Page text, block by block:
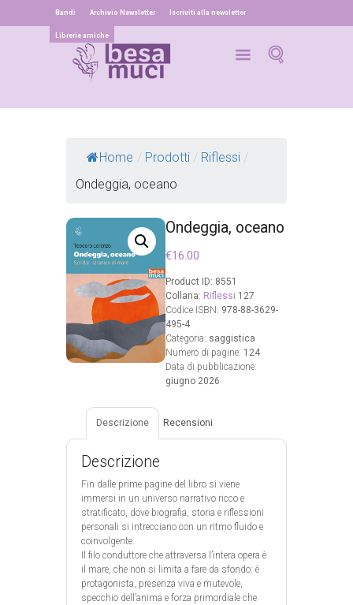
Bandi Archivio Newsletter Iscriviti alla newsletter
Librerie amiche
Home / Prodotti / Riflessi /
Ondeggia, oceano
Ondeggia, oceano
€16.00
Product ID: 8551
Collana: Riflessi 127
Codice ISBN: 978-88-3629-
495-4
Categoria: saggistica
Numero di pagine: 124
Data di pubblicazione:
giugno 2026
Descrizione Recensioni
Descrizione
Fin dalle prime pagine del libro si viene
immersi in un universo narrativo ricco e
stratificato, dove biografia, storia e riflessioni
personali si intrecciano con un ritmo fluido e
coinvolgente.
Il filo conduttore che attraversa l’intera opera è
il mare, che non si limita a fare da sfondo: è
protagonista, presenza viva e mutevole,
specchio dell’anima e forza primordiale che